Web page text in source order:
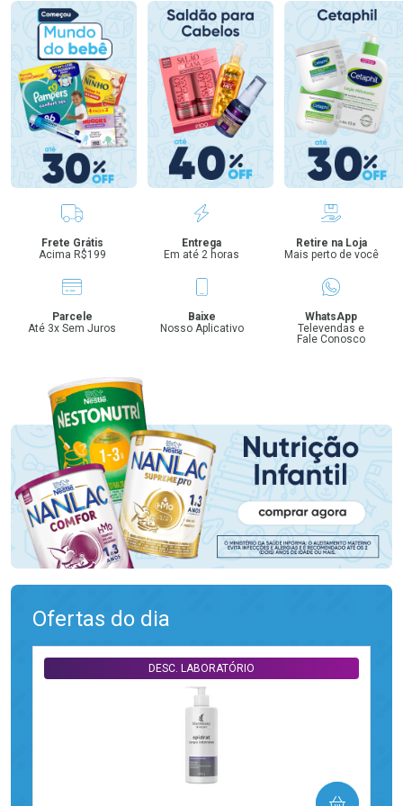
Benefícios
Frete Grátis
Acima R$199
Entrega
Em até 2 horas
Retire na Loja
Mais perto de você
Parcele
Até 3x Sem Juros
Baixe
Nosso Aplicativo
WhatsApp
Televendas e
Fale Conosco
Ofertas do dia
DESC. LABORATÓRIO
COMPRAR